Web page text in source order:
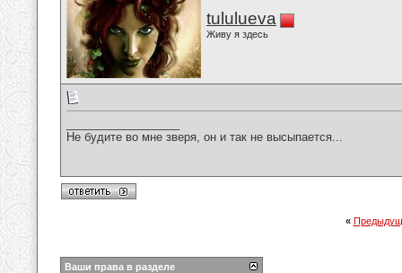
tululueva
Живу я здесь
Не будите во мне зверя, он и так не высыпается...
«
Ваши права в разделе